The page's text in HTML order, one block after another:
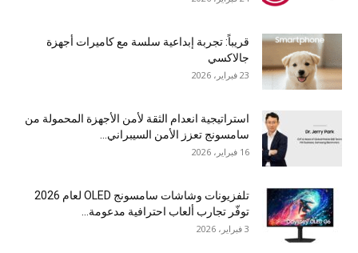
قريباً: تجربة إبداعية سلسة مع كاميرات أجهزة
جالاكسي
23 فبراير، 2026
استراتيجية انعدام الثقة لأمن الأجهزة المحمولة من
سامسونج تعزز الأمن السيبراني...
16 فبراير، 2026
تلفزيونات وشاشات سامسونج OLED لعام 2026
توفّر تجارب ألعاب احترافية مدعومة...
3 فبراير، 2026